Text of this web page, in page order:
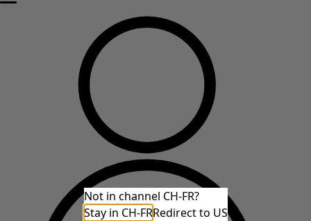
Not in channel CH-FR?
Stay in CH-FRRedirect to US